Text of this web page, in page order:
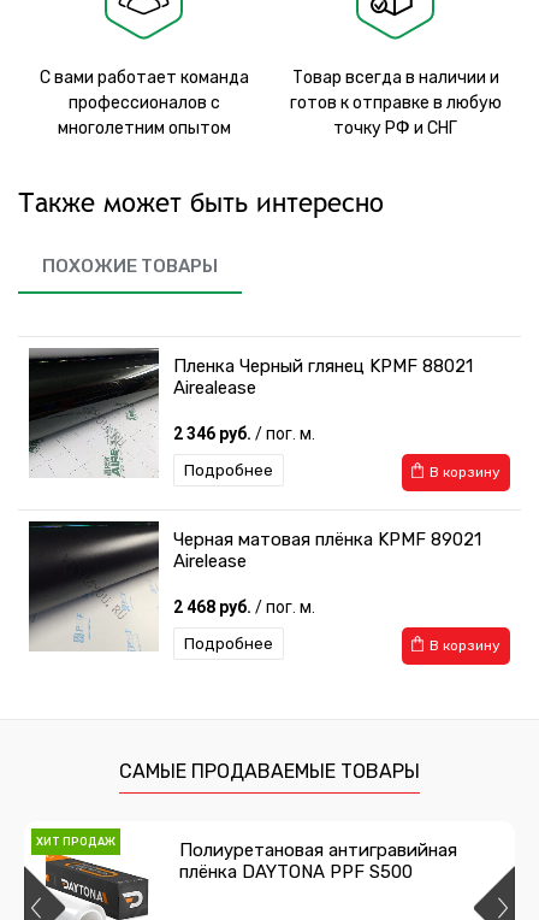
С вами работает команда
профессионалов с
многолетним опытом
Товар всегда в наличии и
готов к отправке в любую
точку РФ и СНГ
Также может быть интересно
ПОХОЖИЕ ТОВАРЫ
Пленка Черный глянец KPMF 88021
Airealease
2 346 руб. / пог. м.
В корзину
Подробнее
Черная матовая плёнка KPMF 89021
Airelease
2 468 руб. / пог. м.
В корзину
Подробнее
САМЫЕ ПРОДАВАЕМЫЕ ТОВАРЫ
ХИТ ПРОДАЖ
Полиуретановая антигравийная
плёнка DAYTONA PPF S500